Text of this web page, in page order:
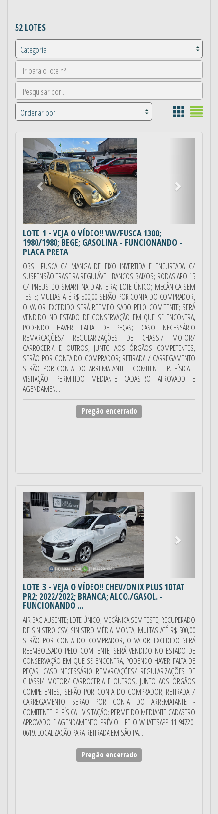
52 LOTES
Anterior
LOTE 1 - VEJA O VÍDEO!! VW/FUSCA 1300;
1980/1980; BEGE; GASOLINA - FUNCIONANDO -
PLACA PRETA
OBS.: FUSCA C/ MANGA DE EIXO INVERTIDA E ENCURTADA C/
SUSPENSÃO TRASEIRA REGULÁVEL; BANCOS BAIXOS; RODAS ARO 15
C/ PNEUS DO SMART NA DIANTEIRA; LOTE ÚNICO; MECÂNICA SEM
TESTE; MULTAS ATÉ R$ 500,00 SERÃO POR CONTA DO COMPRADOR,
O VALOR EXCEDIDO SERÁ REEMBOLSADO PELO COMITENTE; SERÁ
VENDIDO NO ESTADO DE CONSERVAÇÃO EM QUE SE ENCONTRA,
PODENDO HAVER FALTA DE PEÇAS; CASO NECESSÁRIO
REMARCAÇÕES/ REGULARIZAÇÕES DE CHASSI/ MOTOR/
CARROCERIA E OUTROS, JUNTO AOS ÓRGÃOS COMPETENTES,
SERÃO POR CONTA DO COMPRADOR; RETIRADA / CARREGAMENTO
SERÃO POR CONTA DO ARREMATANTE - COMITENTE: P. FÍSICA -
VISITAÇÃO: PERMITIDO MEDIANTE CADASTRO APROVADO E
AGENDAMEN...
Pregão encerrado
Anterior
LOTE 3 - VEJA O VÍDEO!! CHEV/ONIX PLUS 10TAT
PR2; 2022/2022; BRANCA; ALCO./GASOL. -
FUNCIONANDO ...
AIR BAG AUSENTE; LOTE ÚNICO; MECÂNICA SEM TESTE; RECUPERADO
DE SINISTRO CSV; SINISTRO MÉDIA MONTA; MULTAS ATÉ R$ 500,00
SERÃO POR CONTA DO COMPRADOR, O VALOR EXCEDIDO SERÁ
REEMBOLSADO PELO COMITENTE; SERÁ VENDIDO NO ESTADO DE
CONSERVAÇÃO EM QUE SE ENCONTRA, PODENDO HAVER FALTA DE
PEÇAS; CASO NECESSÁRIO REMARCAÇÕES/ REGULARIZAÇÕES DE
CHASSI/ MOTOR/ CARROCERIA E OUTROS, JUNTO AOS ÓRGÃOS
COMPETENTES, SERÃO POR CONTA DO COMPRADOR; RETIRADA /
CARREGAMENTO SERÃO POR CONTA DO ARREMATANTE -
COMITENTE: P. FÍSICA - VISITAÇÃO: PERMITIDO MEDIANTE CADASTRO
APROVADO E AGENDAMENTO PRÉVIO - PELO WHATTSAPP 11 94720-
0619, LOCALIZAÇÃO PARA RETIRADA EM SÃO PA...
Pregão encerrado